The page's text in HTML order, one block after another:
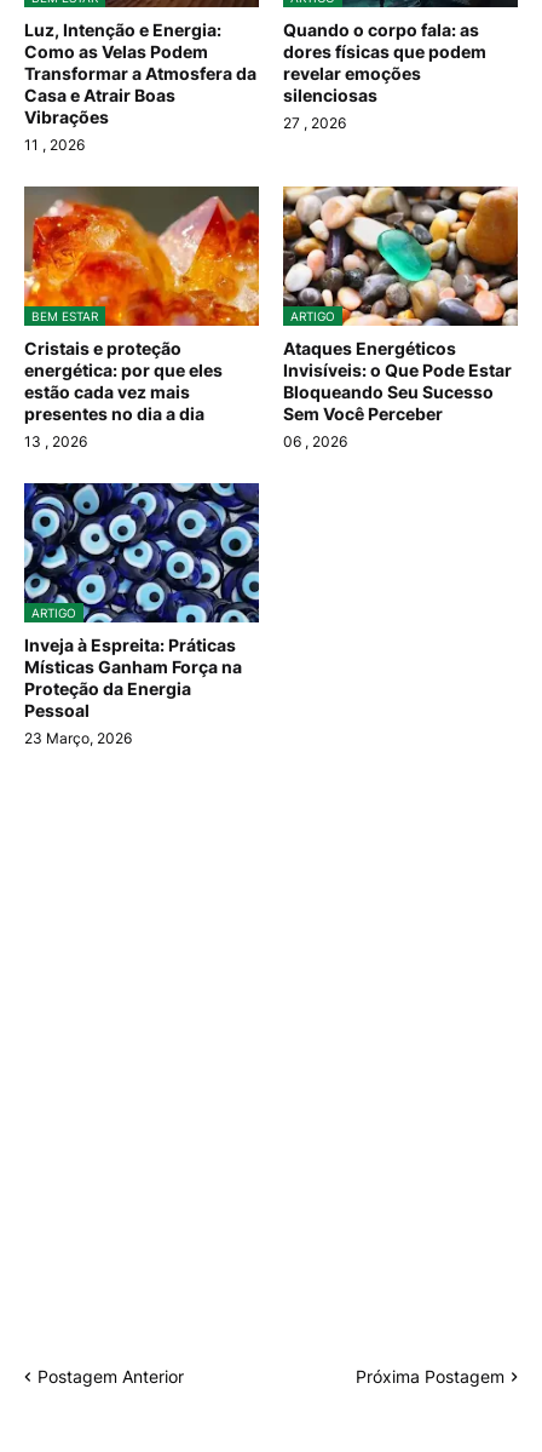
Luz, Intenção e Energia:
Como as Velas Podem
Transformar a Atmosfera da
Casa e Atrair Boas
Vibrações
11 , 2026
Quando o corpo fala: as
dores físicas que podem
revelar emoções
silenciosas
27 , 2026
BEM ESTAR
Cristais e proteção
energética: por que eles
estão cada vez mais
presentes no dia a dia
13 , 2026
ARTIGO
Ataques Energéticos
Invisíveis: o Que Pode Estar
Bloqueando Seu Sucesso
Sem Você Perceber
06 , 2026
ARTIGO
Inveja à Espreita: Práticas
Místicas Ganham Força na
Proteção da Energia
Pessoal
23 Março, 2026
Postagem Anterior Próxima Postagem